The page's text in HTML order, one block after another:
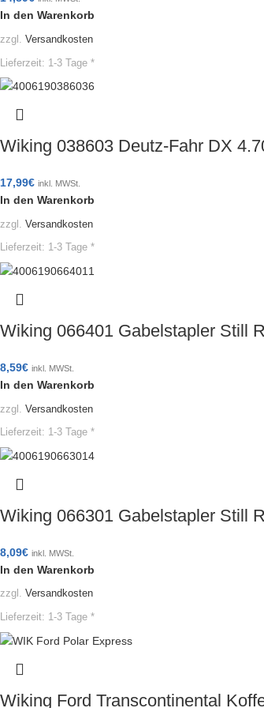
In den Warenkorb
zzgl. Versandkosten
Lieferzeit: 1-3 Tage *
Wiking 038603 Deutz-Fahr DX
17,99€ inkl. MWSt.
In den Warenkorb
zzgl. Versandkosten
Lieferzeit: 1-3 Tage *
Wiking 066401 Gabelstapler Still
8,59€ inkl. MWSt.
In den Warenkorb
zzgl. Versandkosten
Lieferzeit: 1-3 Tage *
Wiking 066301 Gabelstapler Still
8,09€ inkl. MWSt.
In den Warenkorb
zzgl. Versandkosten
Lieferzeit: 1-3 Tage *
Wiking Ford Transcontinental